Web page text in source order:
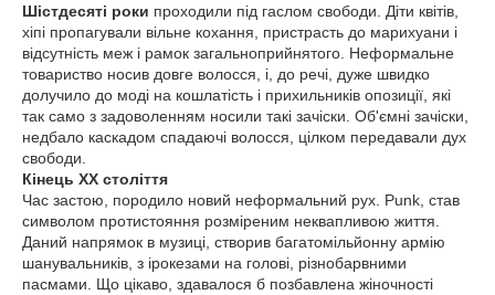
Шістдесяті роки проходили під гаслом свободи. Діти квітів,
хіпі пропагували вільне кохання, пристрасть до марихуани і
відсутність меж і рамок загальноприйнятого. Неформальне
товариство носив довге волосся, і, до речі, дуже швидко
долучило до моді на кошлатість і прихильників опозиції, які
так само з задоволенням носили такі зачіски. Об'ємні зачіски,
недбало каскадом спадаючі волосся, цілком передавали дух
свободи.
Кінець ХХ століття
Час застою, породило новий неформальний рух. Punk, став
символом протистояння розміреним неквапливою життя.
Даний напрямок в музиці, створив багатомільйонну армію
шанувальників, з ірокезами на голові, різнобарвними
пасмами. Що цікаво, здавалося б позбавлена жіночності